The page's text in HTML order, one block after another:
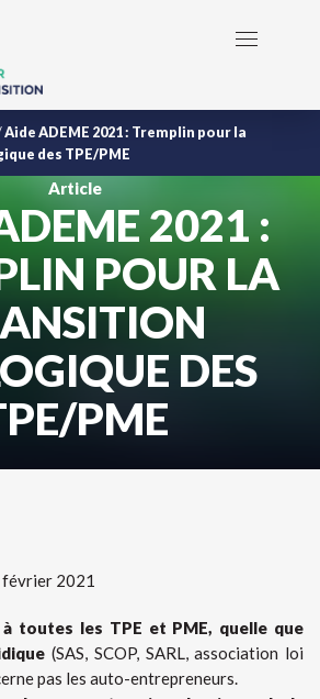
Aide ADEME 2021 : Tremplin pour la
des TPE/PME
Article
2021 :
POUR LA
DES
PME
février 2021
à toutes les TPE et PME, quelle que
(SAS, SCOP, SARL, association loi
pas les auto-entrepreneurs.